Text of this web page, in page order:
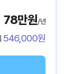
78만원/년
546,000원